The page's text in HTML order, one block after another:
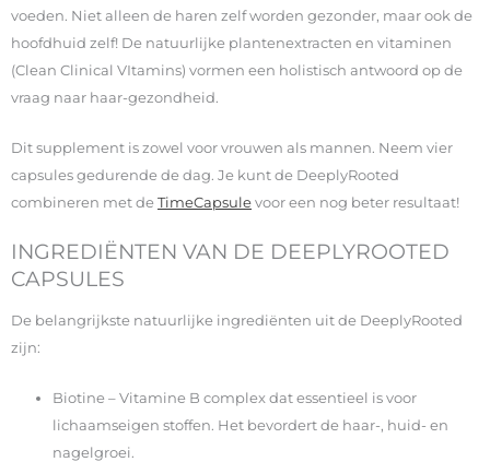
voeden. Niet alleen de haren zelf worden gezonder, maar ook de
hoofdhuid zelf! De natuurlijke plantenextracten en vitaminen
(Clean Clinical VItamins) vormen een holistisch antwoord op de
vraag naar haar-gezondheid.
Dit supplement is zowel voor vrouwen als mannen. Neem vier
capsules gedurende de dag. Je kunt de DeeplyRooted
combineren met de TimeCapsule voor een nog beter resultaat!
INGREDIËNTEN VAN DE DEEPLYROOTED
CAPSULES
De belangrijkste natuurlijke ingrediënten uit de DeeplyRooted
zijn:
Biotine – Vitamine B complex dat essentieel is voor
lichaamseigen stoffen. Het bevordert de haar-, huid- en
nagelgroei.